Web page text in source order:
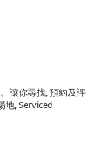
讓你尋找, 預約及評
地, Serviced